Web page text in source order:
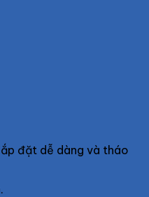
đặt dễ dàng và tháo